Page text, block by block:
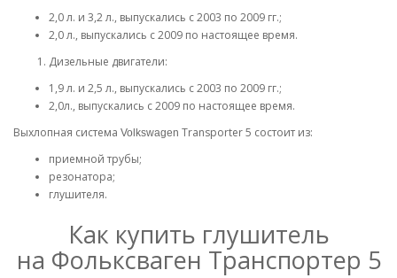
2,0 л. и 3,2 л., выпускались с 2003 по 2009 гг.;
2,0 л., выпускались с 2009 по настоящее время.
Дизельные двигатели:
1,9 л. и 2,5 л., выпускались с 2003 по 2009 гг.;
2,0л., выпускались с 2009 по настоящее время.
Выхлопная система Volkswagen Transporter 5 состоит из:
приемной трубы;
резонатора;
глушителя.
Как купить глушитель
на Фольксваген Транспортер 5